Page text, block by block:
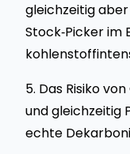
gleichzeitig aber
Stock‑Picker
5. Das Risiko
und gleichzeitig
echte